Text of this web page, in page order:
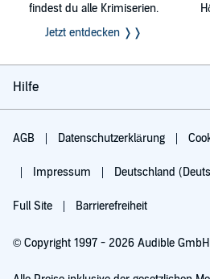
findest du alle Krimiserien.
Jetzt entdecken ❭❭
Hilfe
AGB Datenschutzerklärung
Impressum Deutschland
Full Site Barrierefreiheit
© Copyright 1997 - 2026 Audible GmbH